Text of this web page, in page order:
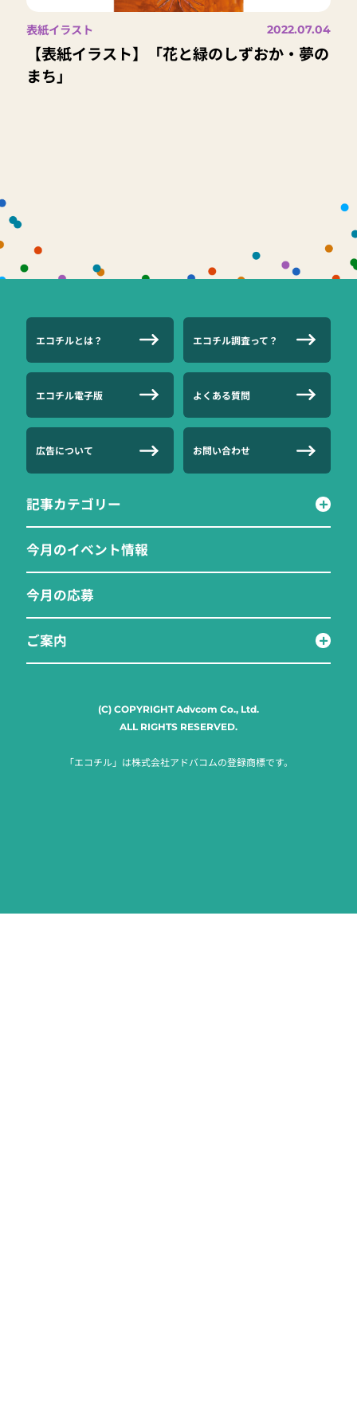
表紙イラスト 2022.07.04
【表紙イラスト】「花と緑のしずおか・夢の
まち」
エコチルとは？ エコチル調査って？
エコチル電子版 よくある質問
広告について お問い合わせ
記事カテゴリー
今月のイベント情報
今月の応募
ご案内
(C) COPYRIGHT Advcom Co., Ltd.
ALL RIGHTS RESERVED.
「エコチル」は株式会社アドバコムの登録商標です。